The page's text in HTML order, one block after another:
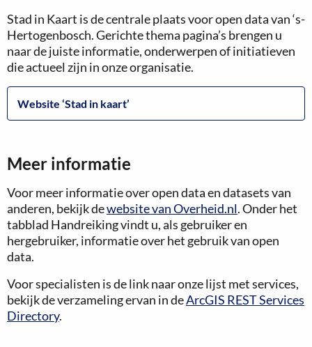
Stad in Kaart is de centrale plaats voor open data van ‘s-
Hertogenbosch. Gerichte thema pagina’s brengen u
naar de juiste informatie, onderwerpen of initiatieven
die actueel zijn in onze organisatie.
Website ‘Stad in kaart’
Meer informatie
Voor meer informatie over open data en datasets van
anderen, bekijk dewebsite van Overheid.nl. Onder het
tabblad Handreiking vindt u, als gebruiker en
hergebruiker, informatie over het gebruik van open
data.
Voor specialisten is de link naar onze lijst met services,
bekijk de verzameling ervan in deArcGIS REST Services
Directory.